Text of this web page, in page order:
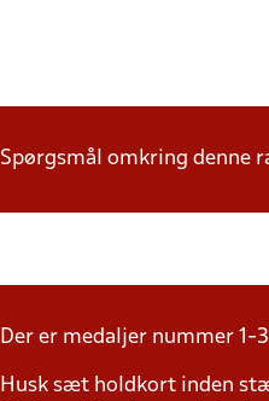
Spørgsmål omkring denne
Der er medaljer nummer
Husk sæt holdkort inden